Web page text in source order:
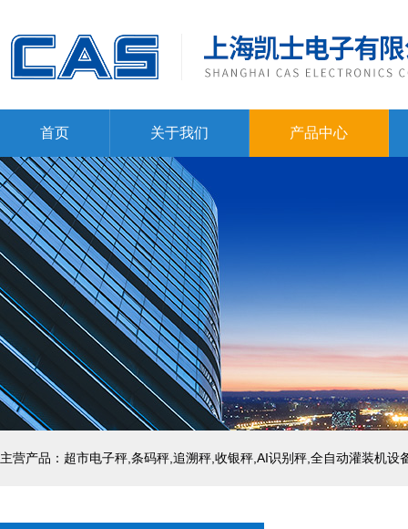
首页 关于我们 产品中心
主营产品：超市电子秤,条码秤,追溯秤,收银秤,AI识别秤,全自动灌装机设